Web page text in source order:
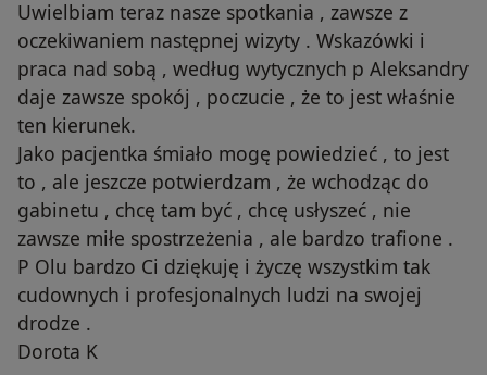
Uwielbiam teraz nasze spotkania , zawsze z
oczekiwaniem następnej wizyty . Wskazówki i
praca nad sobą , według wytycznych p Aleksandry
daje zawsze spokój , poczucie , że to jest właśnie
ten kierunek.
Jako pacjentka śmiało mogę powiedzieć , to jest
to , ale jeszcze potwierdzam , że wchodząc do
gabinetu , chcę tam być , chcę usłyszeć , nie
zawsze miłe spostrzeżenia , ale bardzo trafione .
P Olu bardzo Ci dziękuję i życzę wszystkim tak
cudownych i profesjonalnych ludzi na swojej
drodze .
Dorota K